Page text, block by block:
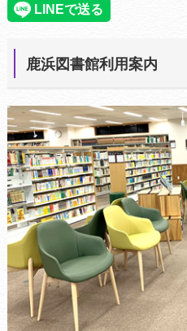
鹿浜図書館利用案内